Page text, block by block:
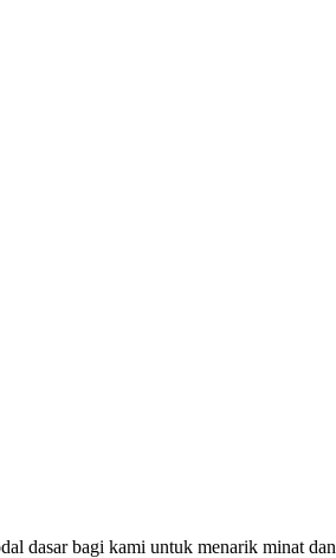
dasar bagi kami untuk menarik minat